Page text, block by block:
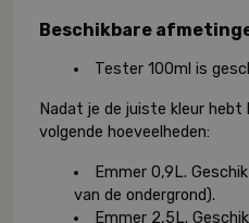
Beschikbare
Tester 100ml is
Nadat je de juiste kleur hebt
volgende hoeveelheden:
Emmer 0,9L.
van de ondergrond).
Emmer 2,5L.